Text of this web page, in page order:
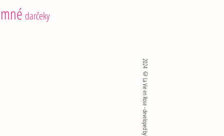
darčeky
2024 ©La Vie en Rose - developed by SKlié sro